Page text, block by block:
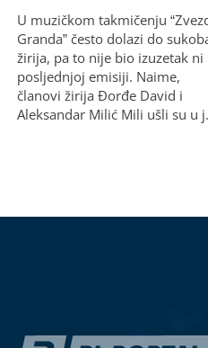
U muzičkom takmičenju
Granda” često dolazi do
žirija, pa to nije bio izuzetak ni
posljednjoj emisiji. Naime,
članovi žirija Đorđe David i
Aleksandar Milić Mili ušli su u